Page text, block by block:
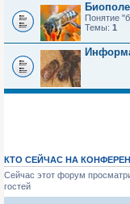
Понятие
Темы: 1
КТО СЕЙЧАС НА
Сейчас этот форум
гостей